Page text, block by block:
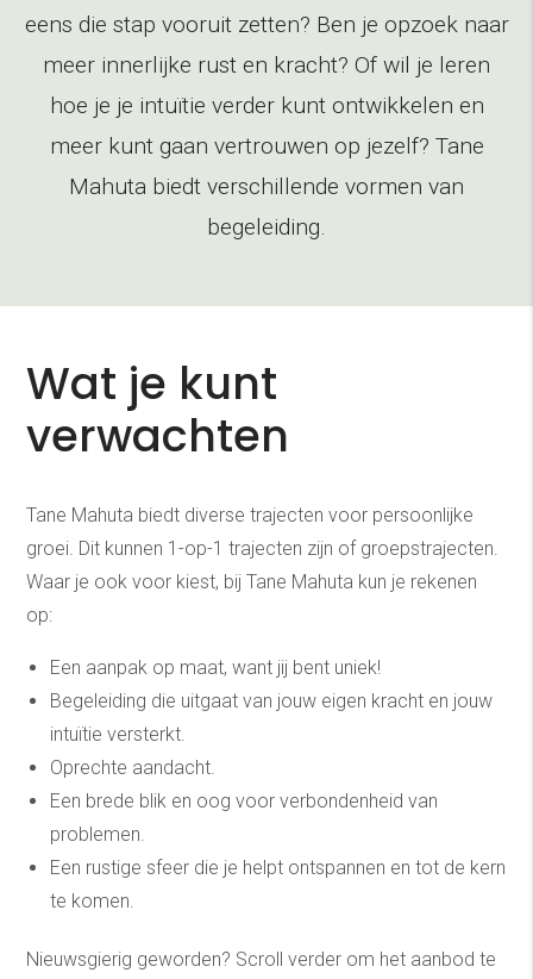
eens die stap vooruit zetten? Ben je opzoek naar
meer innerlijke rust en kracht? Of wil je leren
hoe je je intuïtie verder kunt ontwikkelen en
meer kunt gaan vertrouwen op jezelf? Tane
Mahuta biedt verschillende vormen van
begeleiding.
Wat je kunt
verwachten
Tane Mahuta biedt diverse trajecten voor persoonlijke
groei. Dit kunnen 1-op-1 trajecten zijn of groepstrajecten.
Waar je ook voor kiest, bij Tane Mahuta kun je rekenen
op:
Een aanpak op maat, want jij bent uniek!
Begeleiding die uitgaat van jouw eigen kracht en jouw
intuïtie versterkt.
Oprechte aandacht.
Een brede blik en oog voor verbondenheid van
problemen.
Een rustige sfeer die je helpt ontspannen en tot de kern
te komen.
Nieuwsgierig geworden? Scroll verder om het aanbod te